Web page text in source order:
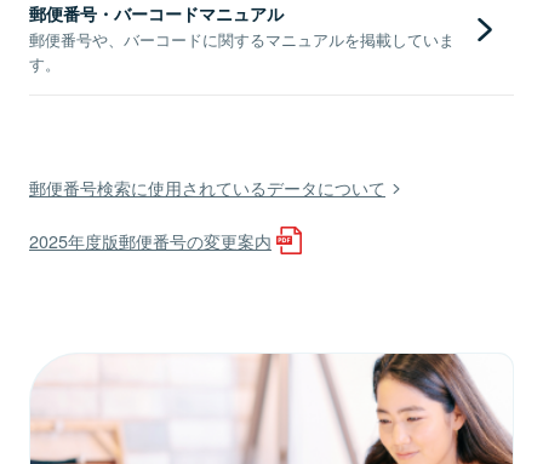
郵便番号・バーコードマニュアル
郵便番号や、バーコードに関するマニュアルを掲載していま
す。
郵便番号検索に使用されているデータについて
2025年度版郵便番号の変更案内